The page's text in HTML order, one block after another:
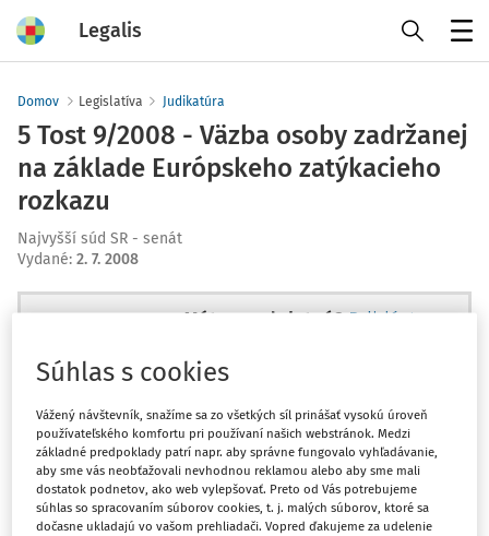
Legalis
Domov Legislatíva Judikatúra
5 Tost 9/2008 - Väzba osoby zadržanej
na základe Európskeho zatýkacieho
rozkazu
Najvyšší súd SR - senát
Vydané: 2. 7. 2008
Máte predplatné? Prihláste sa
Ups, zatiaľ ste si prečítali len
začiatok...
Súhlas s cookies
Vážený návštevník, snažíme sa zo všetkých síl prinášať vysokú úroveň
používateľského komfortu pri používaní našich webstránok. Medzi
základné predpoklady patrí napr. aby správne fungovalo vyhľadávanie,
aby sme vás neobťažovali nevhodnou reklamou alebo aby sme mali
dostatok podnetov, ako web vylepšovať. Preto od Vás potrebujeme
súhlas so spracovaním súborov cookies, t. j. malých súborov, ktoré sa
dočasne ukladajú vo vašom prehliadači. Vopred ďakujeme za udelenie